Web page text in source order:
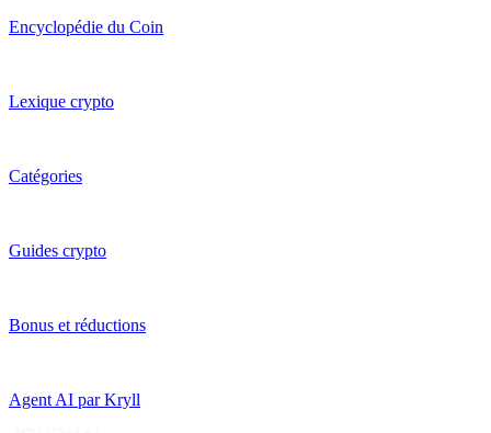
Encyclopédie du Coin
Lexique crypto
Catégories
Guides crypto
Bonus et réductions
Agent AI par Kryll